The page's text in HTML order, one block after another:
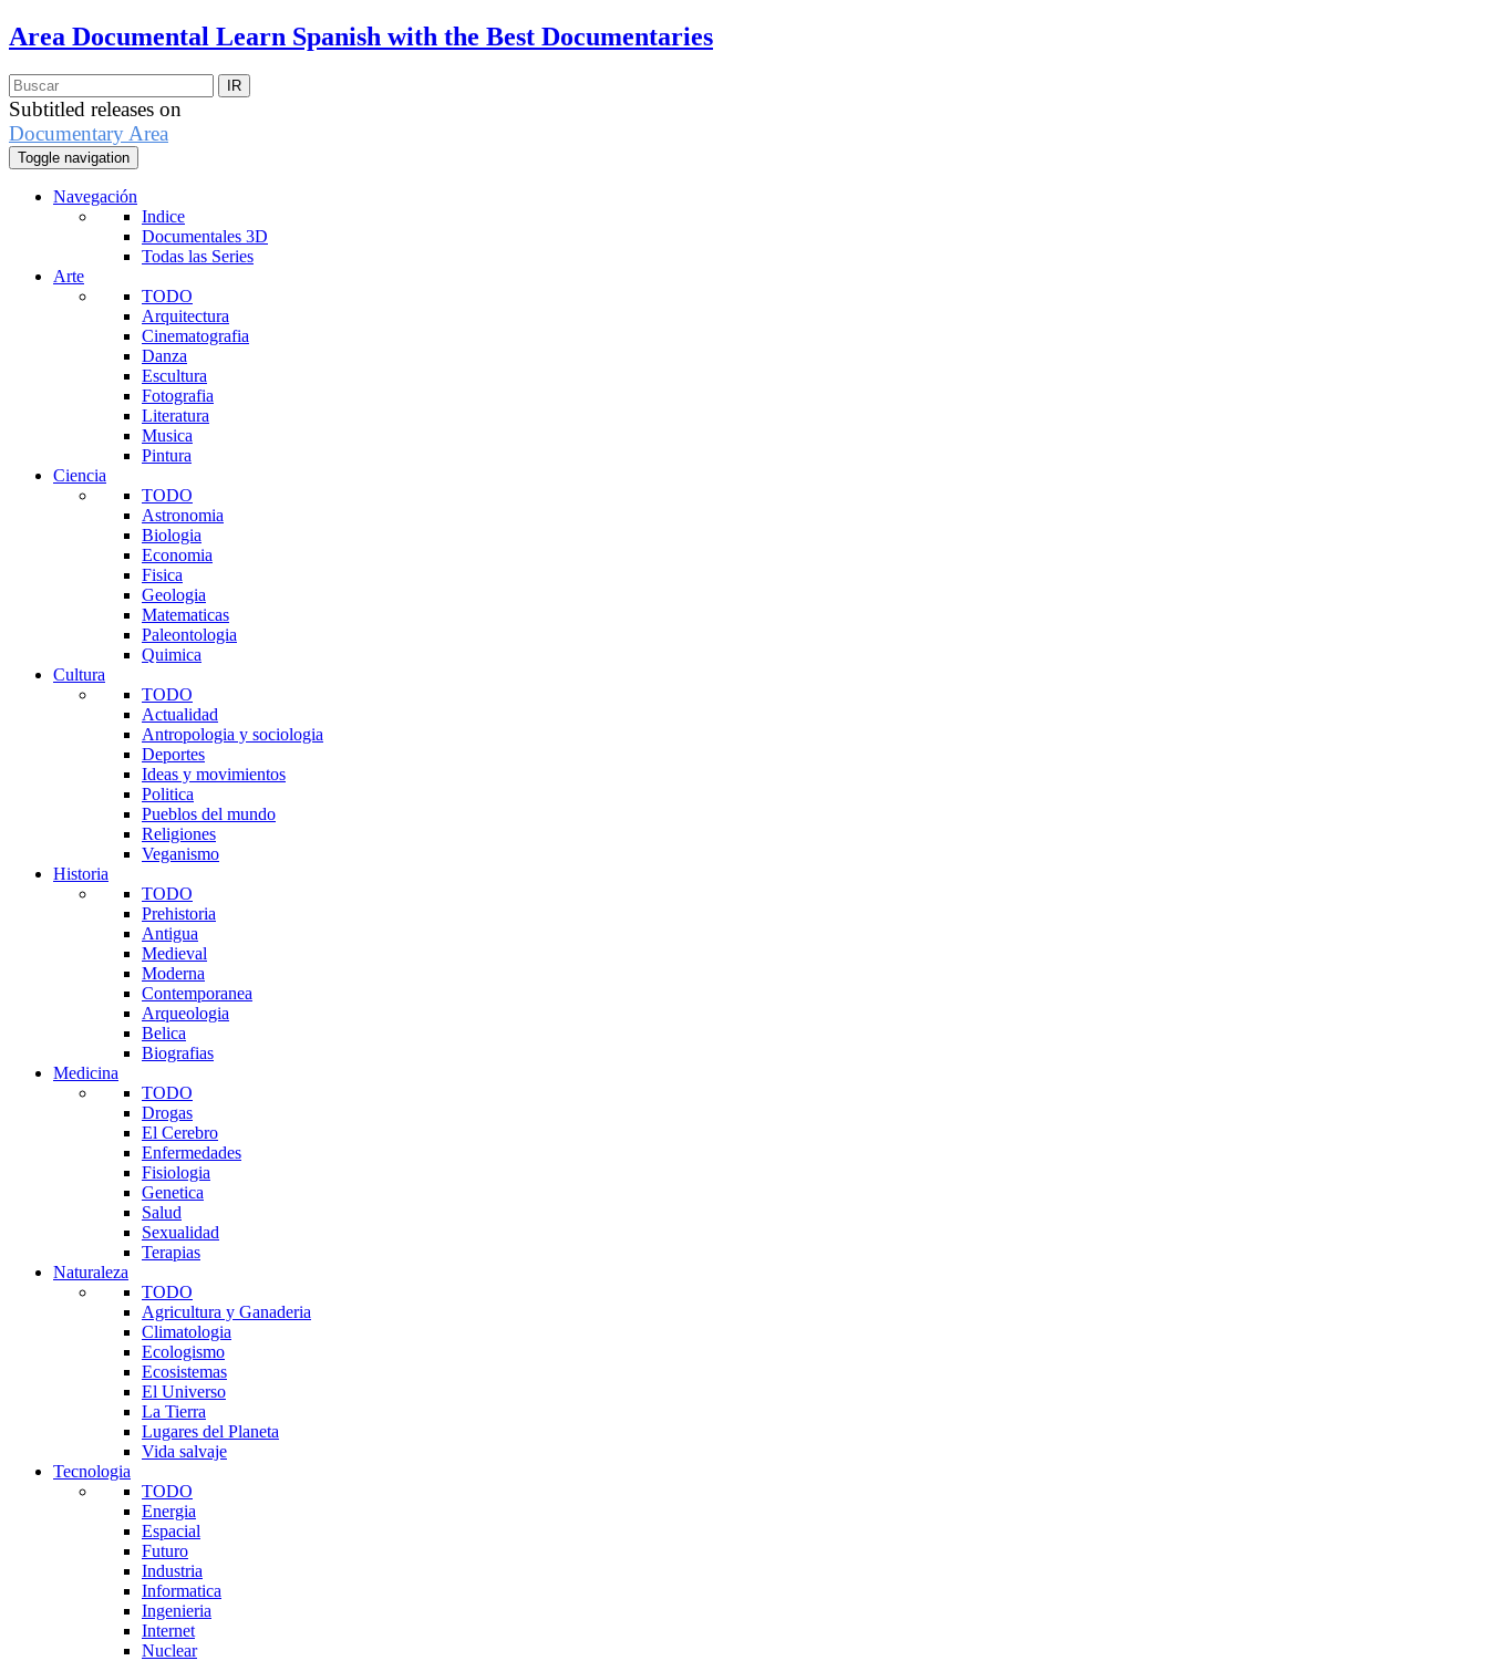
Area Documental Learn Spanish with the Best Documentaries
Subtitled releases on
Documentary Area
Toggle navigation
Navegación
Indice
Documentales 3D
Todas las Series
Arte
TODO
Arquitectura
Cinematografia
Danza
Escultura
Fotografia
Literatura
Musica
Pintura
Ciencia
TODO
Astronomia
Biologia
Economia
Fisica
Geologia
Matematicas
Paleontologia
Quimica
Cultura
TODO
Actualidad
Antropologia y sociologia
Deportes
Ideas y movimientos
Politica
Pueblos del mundo
Religiones
Veganismo
Historia
TODO
Prehistoria
Antigua
Medieval
Moderna
Contemporanea
Arqueologia
Belica
Biografias
Medicina
TODO
Drogas
El Cerebro
Enfermedades
Fisiologia
Genetica
Salud
Sexualidad
Terapias
Naturaleza
TODO
Agricultura y Ganaderia
Climatologia
Ecologismo
Ecosistemas
El Universo
La Tierra
Lugares del Planeta
Vida salvaje
Tecnologia
TODO
Energia
Espacial
Futuro
Industria
Informatica
Ingenieria
Internet
Nuclear